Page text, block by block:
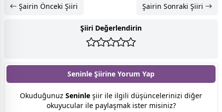
Şairin Önceki Şiiri Şairin Sonraki Şiiri
Şiiri Değerlendirin
Seninle Şiirine Yorum Yap
Okuduğunuz Seninle şiir ile ilgili düşüncelerinizi diğer
okuyucular ile paylaşmak ister misiniz?